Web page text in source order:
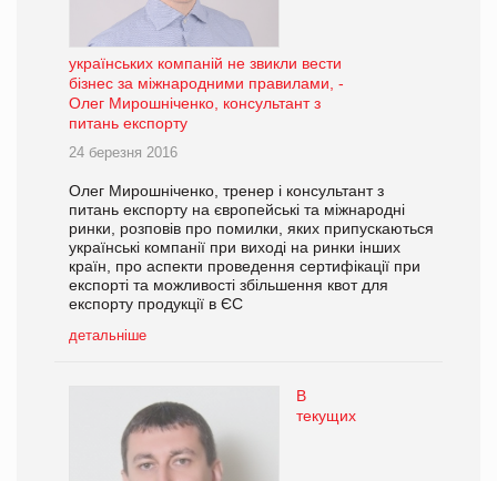
українських компаній не звикли вести
бізнес за міжнародними правилами, -
Олег Мирошніченко, консультант з
питань експорту
24 березня 2016
Олег Мирошніченко, тренер і консультант з
питань експорту на європейські та міжнародні
ринки, розповів про помилки, яких припускаються
українські компанії при виході на ринки інших
країн, про аспекти проведення сертифікації при
експорті та можливості збільшення квот для
експорту продукції в ЄС
детальніше
В
текущих